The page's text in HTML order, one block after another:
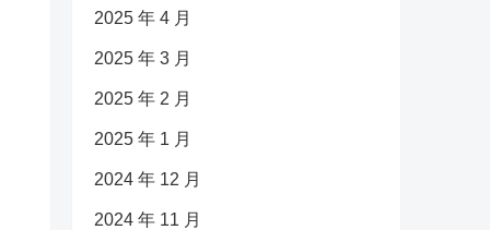
2025 年 4 月
2025 年 3 月
2025 年 2 月
2025 年 1 月
2024 年 12 月
2024 年 11 月